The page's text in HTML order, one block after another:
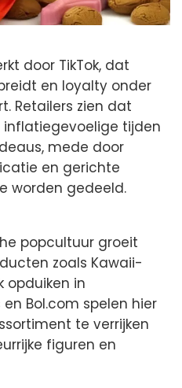
door TikTok, dat
en loyalty onder
Retailers zien dat
tijden
mede door
en gerichte
worden gedeeld.
popcultuur groeit
zoals Kawaii-
opduiken in
Bol.com spelen hier
te verrijken
figuren en